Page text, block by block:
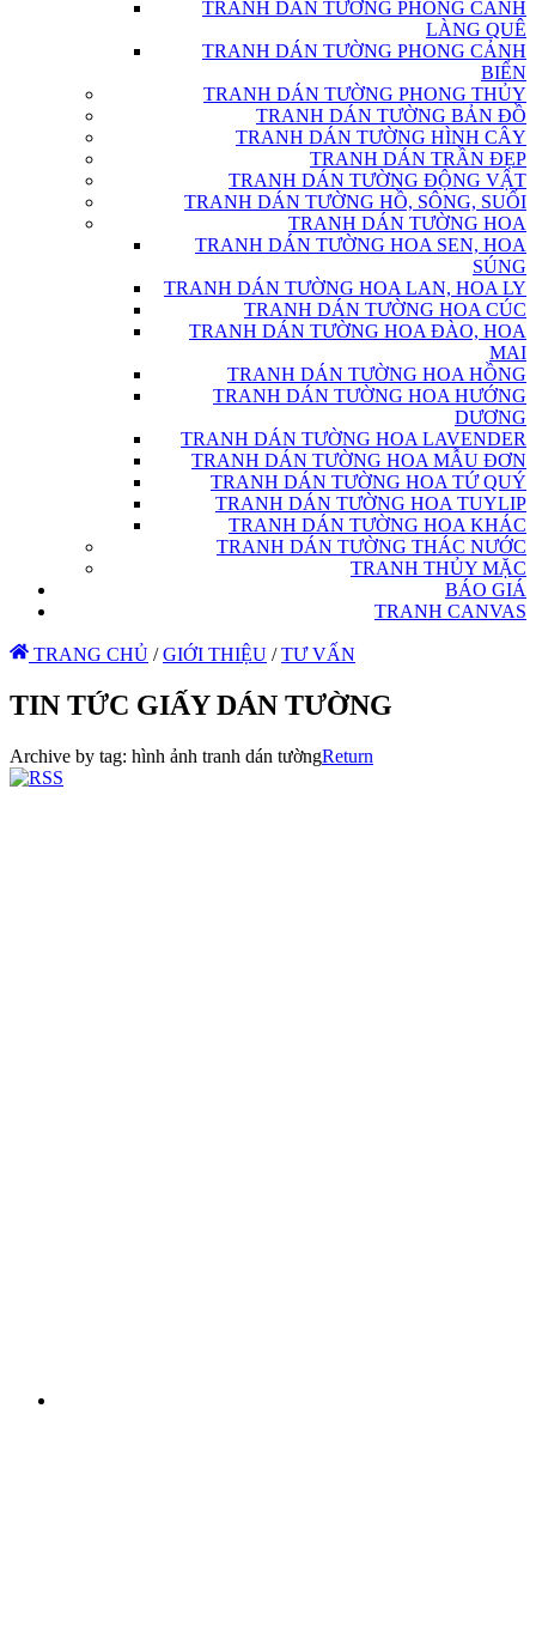
TRANH DÁN TƯỜNG PHONG CẢNH
LÀNG QUÊ
TRANH DÁN TƯỜNG PHONG CẢNH
BIỂN
TRANH DÁN TƯỜNG PHONG THỦY
TRANH DÁN TƯỜNG BẢN ĐỒ
TRANH DÁN TƯỜNG HÌNH CÂY
TRANH DÁN TRẦN ĐẸP
TRANH DÁN TƯỜNG ĐỘNG VẬT
TRANH DÁN TƯỜNG HỒ, SÔNG, SUỐI
TRANH DÁN TƯỜNG HOA
TRANH DÁN TƯỜNG HOA SEN, HOA
SÚNG
TRANH DÁN TƯỜNG HOA LAN, HOA LY
TRANH DÁN TƯỜNG HOA CÚC
TRANH DÁN TƯỜNG HOA ĐÀO, HOA
MAI
TRANH DÁN TƯỜNG HOA HỒNG
TRANH DÁN TƯỜNG HOA HƯỚNG
DƯƠNG
TRANH DÁN TƯỜNG HOA LAVENDER
TRANH DÁN TƯỜNG HOA MẪU ĐƠN
TRANH DÁN TƯỜNG HOA TỨ QUÝ
TRANH DÁN TƯỜNG HOA TUYLIP
TRANH DÁN TƯỜNG HOA KHÁC
TRANH DÁN TƯỜNG THÁC NƯỚC
TRANH THỦY MẶC
BÁO GIÁ
TRANH CANVAS
TRANG CHỦ / GIỚI THIỆU / TƯ VẤN
TIN TỨC GIẤY DÁN TƯỜNG
Archive by tag: hình ảnh tranh dán tườngReturn